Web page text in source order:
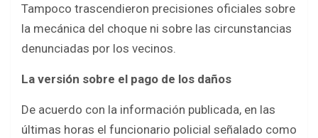
Tampoco trascendieron precisiones oficiales sobre
la mecánica del choque ni sobre las circunstancias
denunciadas por los vecinos.
La versión sobre el pago de los daños
De acuerdo con la información publicada, en las
últimas horas el funcionario policial señalado como